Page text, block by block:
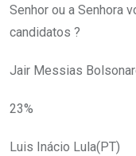
Senhor ou a Senhora
candidatos ?
Jair Messias
23%
Luis Inácio Lula(PT)